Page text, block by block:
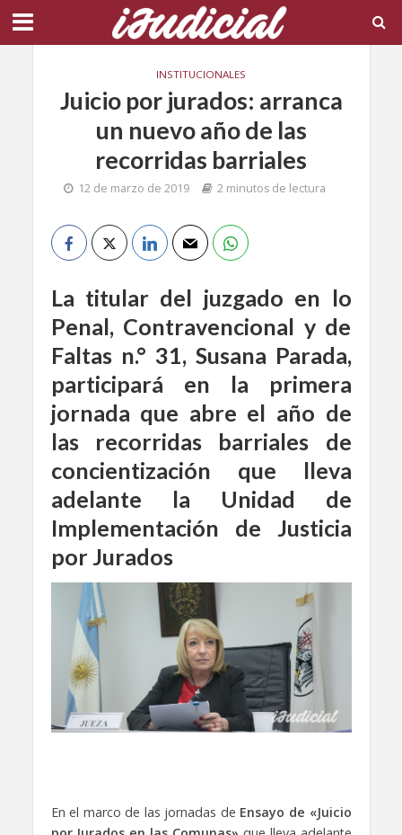
INSTITUCIONALES
Juicio por jurados: arranca
un nuevo año de las
recorridas barriales
12 de marzo de 2019 2 minutos de lectura
La titular del juzgado en lo
Penal, Contravencional y de
Faltas n.° 31, Susana Parada,
participará en la primera
jornada que abre el año de
las recorridas barriales de
concientización que lleva
adelante la Unidad de
Implementación de Justicia
por Jurados
En el marco de las jornadas de Ensayo de «Juicio